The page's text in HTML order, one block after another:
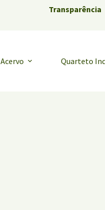
Transparência
Acervo Quarteto